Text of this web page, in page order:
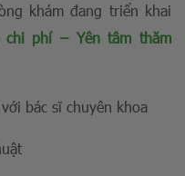
khám đang triển khai
chi phí – Yên tâm thăm
bác sĩ chuyên khoa